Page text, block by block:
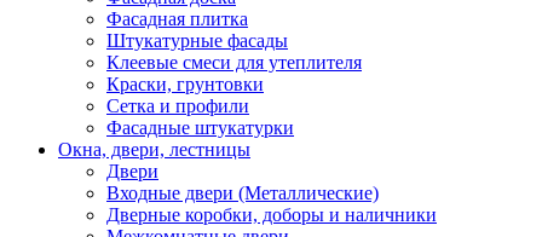
Фасадная плитка
Штукатурные фасады
Клеевые смеси для утеплителя
Краски, грунтовки
Сетка и профили
Фасадные штукатурки
Окна, двери, лестницы
Двери
Входные двери (Металлические)
Дверные коробки, доборы и наличники